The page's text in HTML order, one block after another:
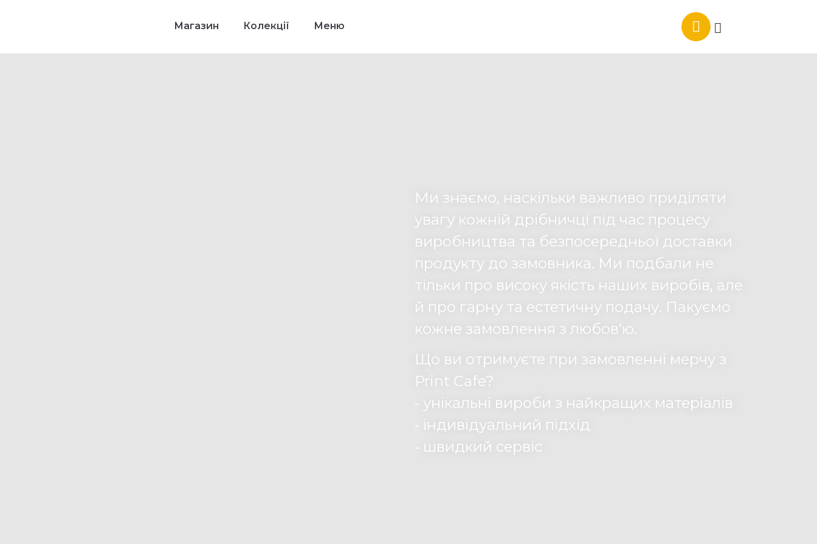
Магазин Колекції Меню
Ми знаємо, наскільки важливо приділяти
увагу кожній дрібничці під час процесу
виробництва та безпосередньої доставки
продукту до замовника. Ми подбали не
тільки про високу якість наших виробів, але
й про гарну та естетичну подачу. Пакуємо
кожне замовлення з любов‘ю.
Що ви отримуєте при замовленні мерчу з
Print Cafe?
⁃ унікальні вироби з найкращих матеріалів
⁃ індивідуальний підхід
⁃ швидкий сервіс